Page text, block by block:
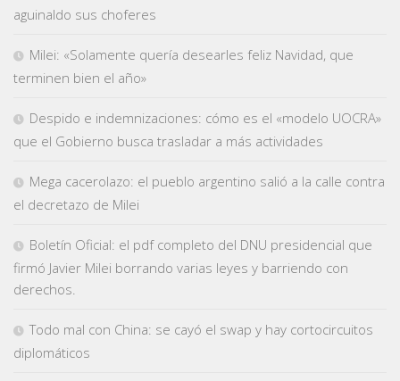
aguinaldo sus choferes
Milei: «Solamente quería desearles feliz Navidad, que
terminen bien el año»
Despido e indemnizaciones: cómo es el «modelo UOCRA»
que el Gobierno busca trasladar a más actividades
Mega cacerolazo: el pueblo argentino salió a la calle contra
el decretazo de Milei
Boletín Oficial: el pdf completo del DNU presidencial que
firmó Javier Milei borrando varias leyes y barriendo con
derechos.
Todo mal con China: se cayó el swap y hay cortocircuitos
diplomáticos